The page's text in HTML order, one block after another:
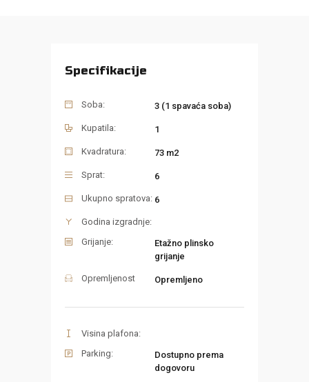
Specifikacije
Soba: 3 (1 spavaća soba)
Kupatila: 1
Kvadratura: 73 m2
Sprat: 6
Ukupno spratova: 6
Godina izgradnje:
Grijanje:
Etažno plinsko
grijanje
Opremljenost Opremljeno
Visina plafona:
Parking:
Dostupno prema
dogovoru